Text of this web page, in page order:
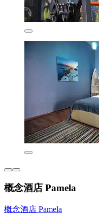
概念酒店 Pamela
概念酒店 Pamela